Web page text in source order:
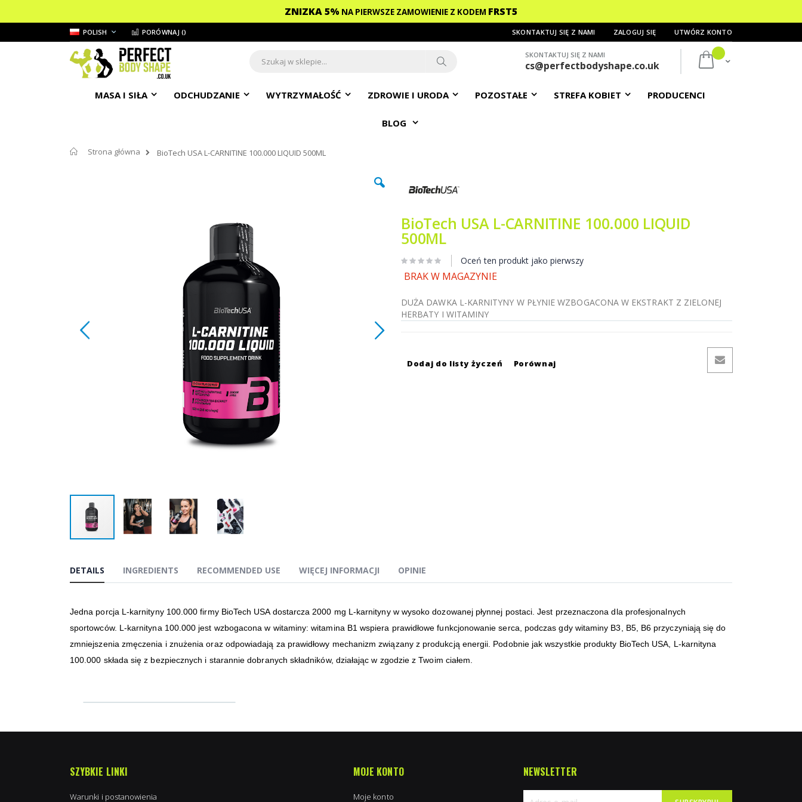
ZNIZKA 5% NA PIERWSZE ZAMOWIENIE Z KODEM FRST5
Przejdź
do
treści
JĘZYKPOLISH SKONTAKTUJ SIĘ Z NAMI
PORÓWNAJ () ZALOGUJ SIĘ UTWÓRZ KONTO
Mój koszyk
SKONTAKTUJ SIĘ Z NAMI
cs@perfectbodyshape.co.uk
MASA I SIŁA ODCHUDZANIE WYTRZYMAŁOŚĆ ZDROWIE I URODA POZOSTAŁE STREFA KOBIET PRODUCENCI
BLOG
Strona główna
BioTech USA L-CARNITINE 100.000 LIQUID 500ML
początek
BioTech USA L-CARNITINE 100.000 LIQUID
500ML
Oceń ten produkt jako pierwszy
BRAK W MAGAZYNIE
DUŻA DAWKA L-KARNITYNY W PŁYNIE WZBOGACONA W EKSTRAKT Z ZIELONEJ
HERBATY I WITAMINY
Dodaj do listy życzeń Porównaj
DETAILS
Jedna porcja L-karnityny 100.000 firmy BioTech USA dostarcza 2000 mg L-karnityny w wysoko dozowanej płynnej postaci. Jest przeznaczona dla profesjonalnych
sportowców. L-karnityna 100.000 jest wzbogacona w witaminy: witamina B1 wspiera prawidłowe funkcjonowanie serca, podczas gdy witaminy B3, B5, B6 przyczyniają się do
zmniejszenia zmęczenia i znużenia oraz odpowiadają za prawidłowy mechanizm związany z produkcją energii. Podobnie jak wszystkie produkty BioTech USA, L-karnityna
100.000 składa się z bezpiecznych i starannie dobranych składników, działając w zgodzie z Twoim ciałem.
INGREDIENTS RECOMMENDED USE WIĘCEJ INFORMACJI OPINIE
SZYBKIE LINKI
Warunki i postanowienia
MOJE KONTO
Moje konto
NEWSLETTER